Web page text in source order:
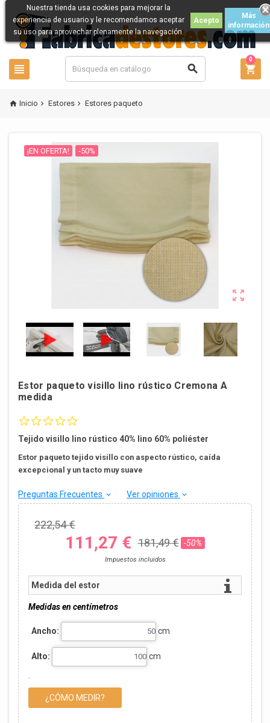
  
0
Nuestra tienda usa cookies para mejorar la
experiencia de usuario y le recomendamos aceptar
su uso para aprovechar plenamente la navegación.
Acepto
Más
información
 Inicio  Estores  Estores paqueto

¡EN OFERTA! -50%
Estor paqueto visillo lino rústico Cremona A
medida
Tejido visillo lino rústico 40% lino 60% poliéster
Estor paqueto tejido visillo con aspecto rústico, caída
excepcional y un tacto muy suave
Preguntas Frecuentes keyboard_arrow_down Ver opiniones keyboard_arrow_down
222,54 €
111,27 € 181,49 € -50%
Impuestos incluidos
Medida del estor
Medidas en centímetros
Ancho: cm
Alto:
cm
.
¿CÓMO MEDIR?